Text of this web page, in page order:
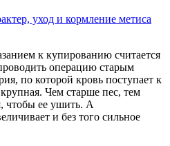
уход и кормление метиса
к купированию считается
операцию старым
по которой кровь поступает к
Чем старше пес, тем
чтобы ее ушить. А
и без того сильное